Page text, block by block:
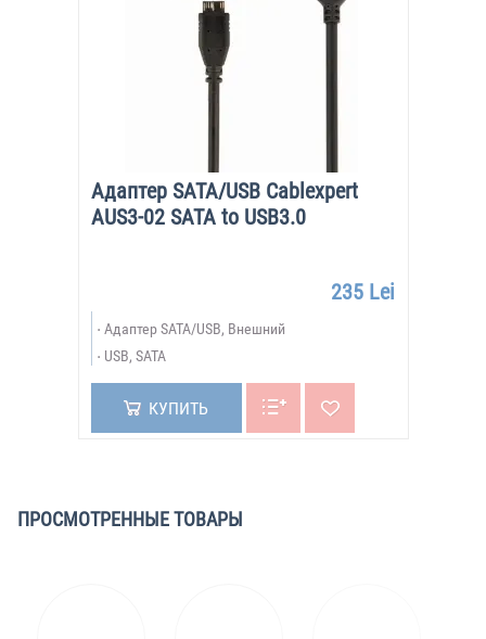
Адаптер SATA/USB Cablexpert
AUS3-02 SATA to USB3.0
235 Lei
Адаптер SATA/USB, Внешний
USB, SATA
КУПИТЬ
ПРОСМОТРЕННЫЕ ТОВАРЫ